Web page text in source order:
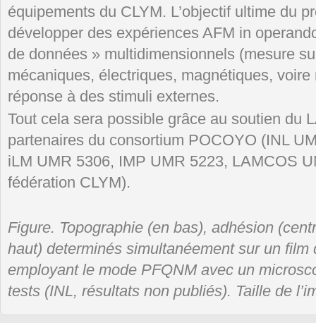
équipements du CLYM. L’objectif ultime du
développer des expériences AFM in
de données » multidimensionnels (mesure
mécaniques, électriques, magnétiques,
réponse à des stimuli externes.
Tout cela sera possible grâce au soutien du
partenaires du consortium POCOYO (INL
iLM UMR 5306, IMP UMR 5223, LAMCOS
fédération CLYM).
Figure. Topographie (en bas), adhésion
haut) determinés simultanéement sur un film
employant le mode PFQNM avec un
tests (INL, résultats non publiés). Taille de